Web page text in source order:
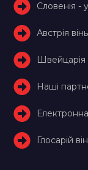
Словенія -
Австрія
Швейцарія
Наші
Глосарій